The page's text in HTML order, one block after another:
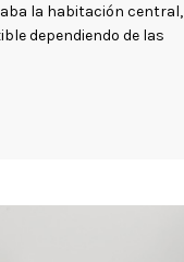
la habitación central,
dependiendo de las